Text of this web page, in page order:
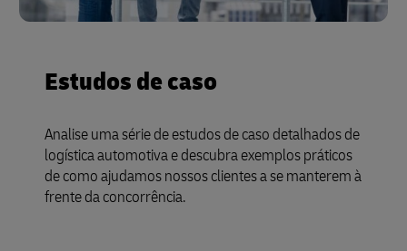
Estudos de caso
Analise uma série de estudos de caso detalhados de
logística automotiva e descubra exemplos práticos
de como ajudamos nossos clientes a se manterem à
frente da concorrência.